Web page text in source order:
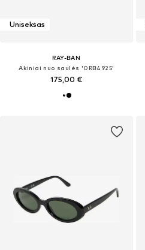
Uniseksas
RAY-BAN
Akiniai nuo saulės '0RB4925'
175,00 €